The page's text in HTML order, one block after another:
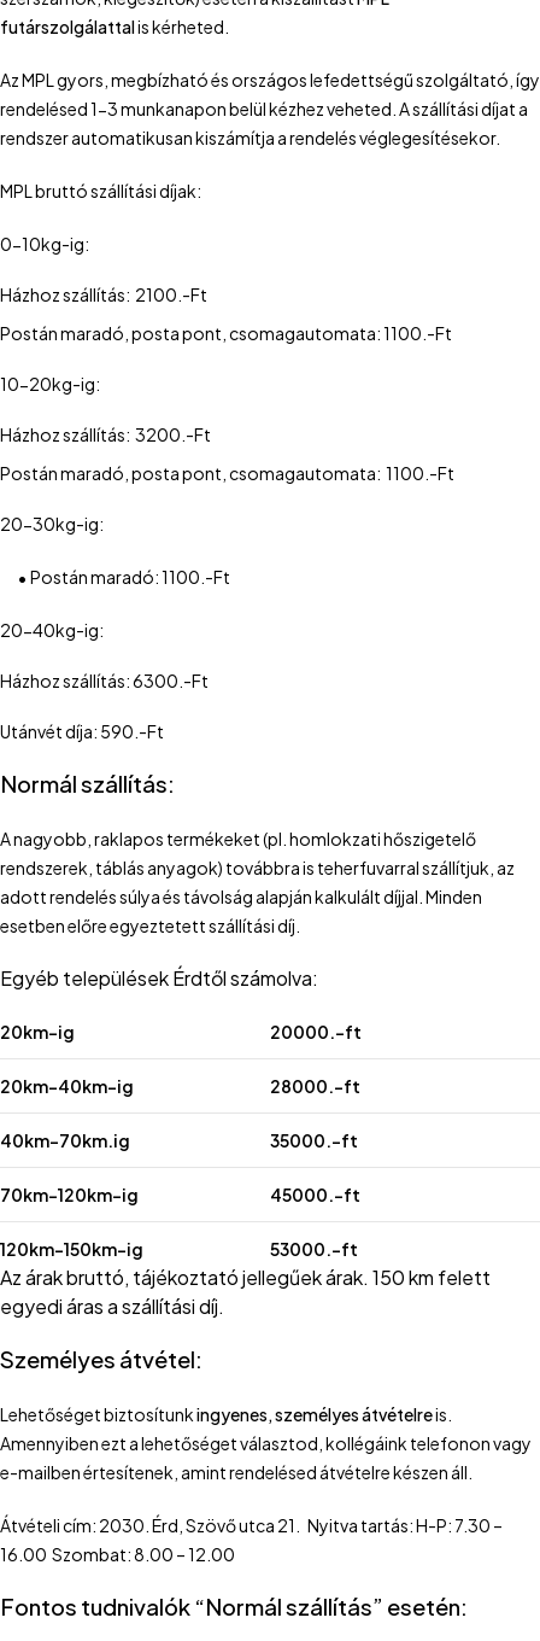
futárszolgálattalis kérheted.
Az MPL gyors, megbízható és országos lefedettségű szolgáltató, így
rendelésed 1-3 munkanapon belül kézhez veheted. A szállítási díjat a
rendszer automatikusan kiszámítja a rendelés véglegesítésekor.
MPL bruttó szállítási díjak:
0-10kg-ig:
Házhoz szállítás: 2100.-Ft
Postán maradó, posta pont, csomagautomata: 1100.-Ft
10-20kg-ig:
Házhoz szállítás: 3200.-Ft
Postán maradó, posta pont, csomagautomata: 1100.-Ft
20-30kg-ig:
• Postán maradó: 1100.-Ft
20-40kg-ig:
Házhoz szállítás: 6300.-Ft
Utánvét díja: 590.-Ft
Normál szállítás:
A nagyobb, raklapos termékeket (pl. homlokzati hőszigetelő
rendszerek, táblás anyagok) továbbra is teherfuvarral szállítjuk, az
adott rendelés súlya és távolság alapján kalkulált díjjal. Minden
esetben előre egyeztetett szállítási díj.
Egyéb települések Érdtől számolva:
20km-ig 20000.-ft
20km-40km-ig 28000.-ft
40km-70km.ig 35000.-ft
70km-120km-ig 45000.-ft
120km-150km-ig 53000.-ft
Az árak bruttó, tájékoztató jellegűek árak. 150 km felett
egyedi áras a szállítási díj.
Személyes átvétel:
Lehetőséget biztosítunkingyenes, személyes átvételreis.
Amennyiben ezt a lehetőséget választod, kollégáink telefonon vagy
e-mailben értesítenek, amint rendelésed átvételre készen áll.
Átvételi cím: 2030. Érd, Szövő utca 21. Nyitva tartás: H-P: 7.30 –
16.00 Szombat: 8.00 – 12.00
Fontos tudnivalók “Normál szállítás” esetén: